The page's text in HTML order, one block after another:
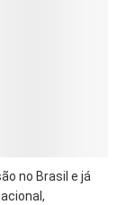
no Brasil e já